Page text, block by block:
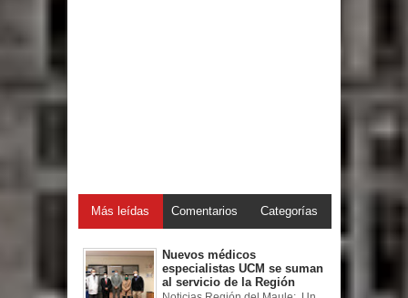
Más leídas Comentarios Categorías
Nuevos médicos
especialistas UCM se suman
al servicio de la Región